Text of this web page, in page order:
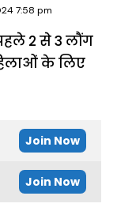
7:58 pm
Join Now
Join Now